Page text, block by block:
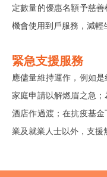
定數量的優惠名額予慈
機會使用到戶服務，減輕
緊急支援服務
應儘量維持運作，例如
家庭申請以解燃眉之急
酒店作過渡；在抗疫基
業及就業人士以外，支援